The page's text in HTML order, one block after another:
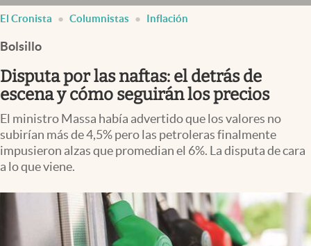
Mercados Online
Negocios
Columnistas
Otras secciones
Apertura
Infotechnology
Clima
Mundial 2026
El Cronista Columnistas Inflación
Bolsillo
Disputa por las naftas: el detrás de
escena y cómo seguirán los precios
El ministro Massa había advertido que los valores no
subirían más de 4,5% pero las petroleras finalmente
impusieron alzas que promedian el 6%. La disputa de cara
a lo que viene.